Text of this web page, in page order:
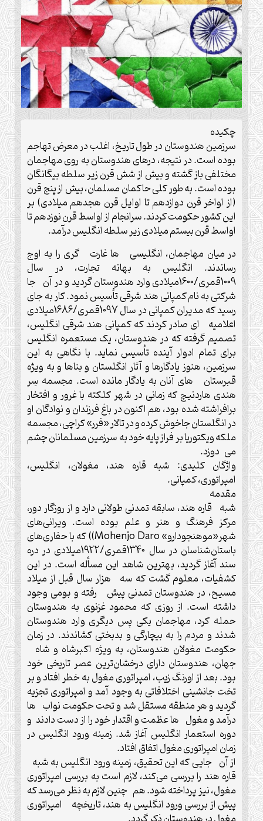
چکیده
سرزمین هندوستان در طول تاریخ، اغلب در معرض تهاجم
بوده است. در نتیجه، درهای هندوستان به روی مهاجمان
مختلفی باز گشته و بیش از شش قرن زیر سلطه بیگانگان
بوده است. به طور کلی حاکمان مسلمان، بیش از پنج قرن
(از اواخر قرن دوازدهم تا اوایل قرن هجدهم میلادی) بر
این کشور حکومت کردند. سرانجام از اواسط قرن نوزدهم تا
اواسط قرن بیستم میلادی زیر سلطه انگلیس درآمد.
در میان مهاجمان، انگلیسی ها غارت گری را به اوج
رساندند. انگلیس به بهانه تجارت، در سال
1009قمری/1600میلادی وارد هندوستان گردید و در آن جا
شرکتی به نام کمپانی هند شرقی تأسیس نمود. کار به جای
رسید که مدیران کمپانی در سال 1097قمری/1686میلادی
اعلامیه ای صادر کردند که کمپانی هند شرقی انگلیس،
تصمیم گرفته که در هندوستان، یک مستعمره انگلیس
برای تمام ادوار آینده تأسیس نماید. با نگاهی به این
سرزمین، هنوز یادگارها و آثار انگلستان و بناها و به ویژه
قبرستان های آنان به یادگار مانده است. مجسمه سِر
هندی هاردنیچ که زمانی در شهر کلکته با غرور و افتخار
برافراشته شده بود، هم اکنون در باغ فرزندان و نوادگان او
در انگلستان جاخوش کرده و در تالار «فرر» کراچی، مجسمه
ملکه ویکتوریا بر فراز پایه خود به سرزمین مسلمانان چشم
می دوزد.
واژگان کلیدی: شبه قاره هند، مغولان، انگلیس،
امپراتوری، کمپانی.
مقدمه
شبه قاره هند، سابقه تمدنی طولانی دارد و از روزگار دور،
مرکز فرهنگ و هنر و علم بوده است. ویرانی‌های
شهر«موهنجودارو» Mohenjo Daro)) که با حفاری‌های
باستان‌شناسان در سال 1340قمری/1922میلادی در دره
سند آغاز گردید، بهترین شاهد این مسأله است. در این
کشفیات، معلوم گشت که سه هزار سال قبل از میلاد
مسیح، در هندوستان تمدنی پیش رفته و بومی وجود
داشته است. از روزی که محمود غزنوی به هندوستان
حمله کرد، مهاجمان یکی پس دیگری وارد هندوستان
شدند و مردم را به بیچارگی و بدبختی کشاندند. در زمان
حکومت مغولان هندوستان، به ویژه اکبرشاه و شاه
جهان، هندوستان دارای درخشان‌ترین عصر تاریخی خود
بود. بعد از اورنگ زیب، امپراتوری مغول به خطر افتاد و بر
تخت جانشینی اختلافاتی به وجود آمد و امپراتوری تجزیه
گردید و هر منطقه مستقل شد و تحت حکومت نواب ها
درآمد و مغول ها عظمت و اقتدار خود را از دست دادند و
دوره استعمار انگلیس آغاز شد. زمینه ورود انگلیس در
زمان امپراتوری مغول اتفاق افتاد.
از آن جایی که این تحقیق، زمینه ورود انگلیس به شبه
قاره هند را بررسی می‌کند، لازم است به بررسی امپراتوری
مغول، نیز پرداخته شود. هم چنین لازم به نظر می‌رسد که
پیش از بررسی ورود انگلیس به هند، تاریخچه امپراتوری